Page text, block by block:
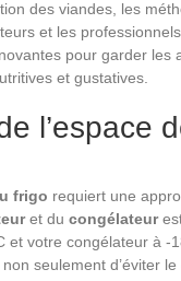
des viandes, les
et les
pour garder les
et gustatives.
l’espace
frigo requiert une
et du congélateur
et votre congélateur à
seulement d’éviter